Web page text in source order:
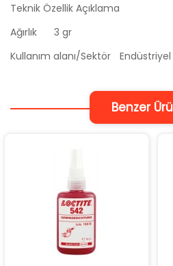
Teknik Özellik Açıklama
Ağırlık
3 gr
Kullanım alanı/Sektör
Endüstriyel
Benzer